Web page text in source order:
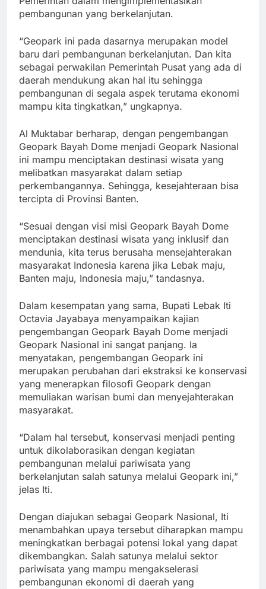
pembangunan yang berkelanjutan.
“Geopark ini pada dasarnya merupakan model
baru dari pembangunan berkelanjutan. Dan kita
sebagai perwakilan Pemerintah Pusat yang ada di
daerah mendukung akan hal itu sehingga
pembangunan di segala aspek terutama ekonomi
mampu kita tingkatkan,” ungkapnya.
Al Muktabar berharap, dengan pengembangan
Geopark Bayah Dome menjadi Geopark Nasional
ini mampu menciptakan destinasi wisata yang
melibatkan masyarakat dalam setiap
perkembangannya. Sehingga, kesejahteraan bisa
tercipta di Provinsi Banten.
“Sesuai dengan visi misi Geopark Bayah Dome
menciptakan destinasi wisata yang inklusif dan
mendunia, kita terus berusaha mensejahterakan
masyarakat Indonesia karena jika Lebak maju,
Banten maju, Indonesia maju,” tandasnya.
Dalam kesempatan yang sama, Bupati Lebak Iti
Octavia Jayabaya menyampaikan kajian
pengembangan Geopark Bayah Dome menjadi
Geopark Nasional ini sangat panjang. Ia
menyatakan, pengembangan Geopark ini
merupakan perubahan dari ekstraksi ke konservasi
yang menerapkan filosofi Geopark dengan
memuliakan warisan bumi dan menyejahterakan
masyarakat.
“Dalam hal tersebut, konservasi menjadi penting
untuk dikolaborasikan dengan kegiatan
pembangunan melalui pariwisata yang
berkelanjutan salah satunya melalui Geopark ini,”
jelas Iti.
Dengan diajukan sebagai Geopark Nasional, Iti
menambahkan upaya tersebut diharapkan mampu
meningkatkan berbagai potensi lokal yang dapat
dikembangkan. Salah satunya melalui sektor
pariwisata yang mampu mengakselerasi
pembangunan ekonomi di daerah yang